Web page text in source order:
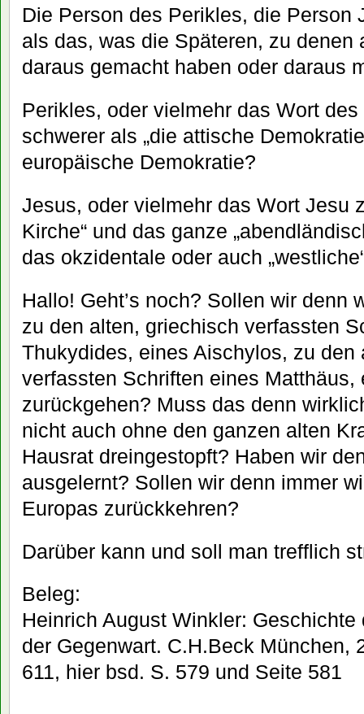
Die Person des Perikles, die Person
als das, was die Späteren, zu denen
daraus gemacht haben oder daraus
Perikles, oder vielmehr das Wort
schwerer als „die attische
europäische Demokratie?
Jesus, oder vielmehr das Wort Jesu
Kirche“ und das ganze
das okzidentale oder auch
Hallo! Geht’s noch? Sollen wir denn
zu den alten, griechisch verfassten
Thukydides, eines Aischylos, zu den
verfassten Schriften eines Matthäus,
zurückgehen? Muss das denn
nicht auch ohne den ganzen alten
Hausrat dreingestopft? Haben wir
ausgelernt? Sollen wir denn immer
Europas zurückkehren?
Darüber kann und soll man trefflich
Beleg:
Heinrich August Winkler:
der Gegenwart. C.H.Beck München,
611, hier bsd. S. 579 und Seite 581